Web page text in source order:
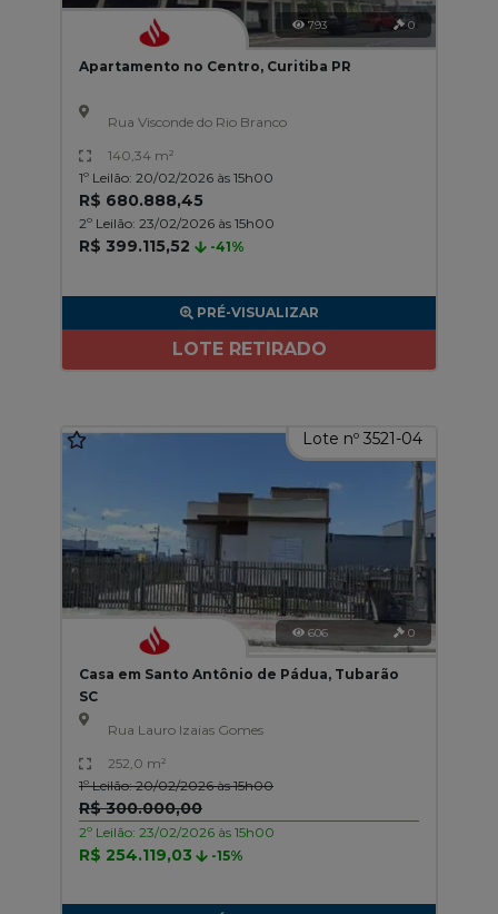
793 0
Apartamento no Centro, Curitiba PR
Rua Visconde do Rio Branco
140,34 m²
1º Leilão: 20/02/2026 às 15h00
R$ 680.888,45
2º Leilão: 23/02/2026 às 15h00
R$ 399.115,52 -41%
PRÉ-VISUALIZAR
LOTE RETIRADO
Lote nº 3521-04
606 0
Casa em Santo Antônio de Pádua, Tubarão
SC
Rua Lauro Izaias Gomes
252,0 m²
1º Leilão: 20/02/2026 às 15h00
R$ 300.000,00
2º Leilão: 23/02/2026 às 15h00
R$ 254.119,03 -15%